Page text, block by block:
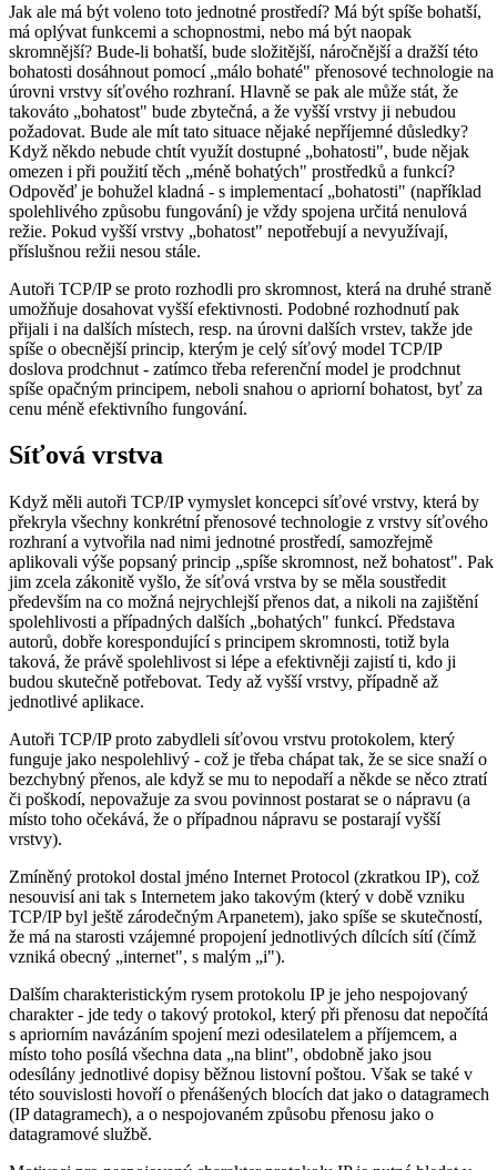
Jak ale má být voleno toto jednotné prostředí? Má být spíše bohatší,
má oplývat funkcemi a schopnostmi, nebo má být naopak
skromnější? Bude-li bohatší, bude složitější, náročnější a dražší této
bohatosti dosáhnout pomocí „málo bohaté" přenosové technologie na
úrovni vrstvy síťového rozhraní. Hlavně se pak ale může stát, že
takováto „bohatost" bude zbytečná, a že vyšší vrstvy ji nebudou
požadovat. Bude ale mít tato situace nějaké nepříjemné důsledky?
Když někdo nebude chtít využít dostupné „bohatosti", bude nějak
omezen i při použití těch „méně bohatých" prostředků a funkcí?
Odpověď je bohužel kladná - s implementací „bohatosti" (například
spolehlivého způsobu fungování) je vždy spojena určitá nenulová
režie. Pokud vyšší vrstvy „bohatost" nepotřebují a nevyužívají,
příslušnou režii nesou stále.
Autoři TCP/IP se proto rozhodli pro skromnost, která na druhé straně
umožňuje dosahovat vyšší efektivnosti. Podobné rozhodnutí pak
přijali i na dalších místech, resp. na úrovni dalších vrstev, takže jde
spíše o obecnější princip, kterým je celý síťový model TCP/IP
doslova prodchnut - zatímco třeba referenční model je prodchnut
spíše opačným principem, neboli snahou o apriorní bohatost, byť za
cenu méně efektivního fungování.
Síťová vrstva
Když měli autoři TCP/IP vymyslet koncepci síťové vrstvy, která by
překryla všechny konkrétní přenosové technologie z vrstvy síťového
rozhraní a vytvořila nad nimi jednotné prostředí, samozřejmě
aplikovali výše popsaný princip „spíše skromnost, než bohatost". Pak
jim zcela zákonitě vyšlo, že síťová vrstva by se měla soustředit
především na co možná nejrychlejší přenos dat, a nikoli na zajištění
spolehlivosti a případných dalších „bohatých" funkcí. Představa
autorů, dobře korespondující s principem skromnosti, totiž byla
taková, že právě spolehlivost si lépe a efektivněji zajistí ti, kdo ji
budou skutečně potřebovat. Tedy až vyšší vrstvy, případně až
jednotlivé aplikace.
Autoři TCP/IP proto zabydleli síťovou vrstvu protokolem, který
funguje jako nespolehlivý - což je třeba chápat tak, že se sice snaží o
bezchybný přenos, ale když se mu to nepodaří a někde se něco ztratí
či poškodí, nepovažuje za svou povinnost postarat se o nápravu (a
místo toho očekává, že o případnou nápravu se postarají vyšší
vrstvy).
Zmíněný protokol dostal jméno Internet Protocol (zkratkou IP), což
nesouvisí ani tak s Internetem jako takovým (který v době vzniku
TCP/IP byl ještě zárodečným Arpanetem), jako spíše se skutečností,
že má na starosti vzájemné propojení jednotlivých dílcích sítí (čímž
vzniká obecný „internet", s malým „i").
Dalším charakteristickým rysem protokolu IP je jeho nespojovaný
charakter - jde tedy o takový protokol, který při přenosu dat nepočítá
s apriorním navázáním spojení mezi odesilatelem a příjemcem, a
místo toho posílá všechna data „na blint", obdobně jako jsou
odesílány jednotlivé dopisy běžnou listovní poštou. Však se také v
této souvislosti hovoří o přenášených blocích dat jako o datagramech
(IP datagramech), a o nespojovaném způsobu přenosu jako o
datagramové službě.